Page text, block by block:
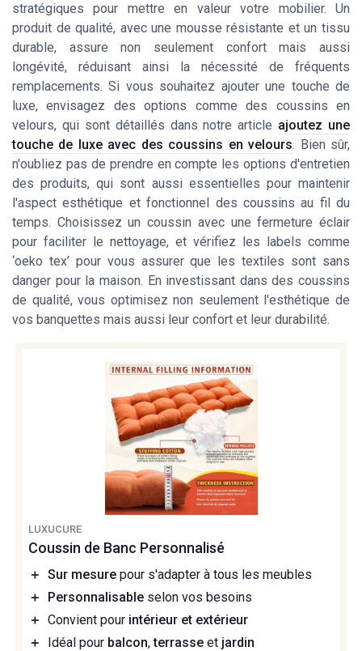
stratégiques pour mettre en valeur votre mobilier. Un
produit de qualité, avec une mousse résistante et un tissu
durable, assure non seulement confort mais aussi
longévité, réduisant ainsi la nécessité de fréquents
remplacements. Si vous souhaitez ajouter une touche de
luxe, envisagez des options comme des coussins en
velours, qui sont détaillés dans notre article ajoutez une
touche de luxe avec des coussins en velours. Bien sûr,
n'oubliez pas de prendre en compte les options d'entretien
des produits, qui sont aussi essentielles pour maintenir
l'aspect esthétique et fonctionnel des coussins au fil du
temps. Choisissez un coussin avec une fermeture éclair
pour faciliter le nettoyage, et vérifiez les labels comme
‘oeko tex’ pour vous assurer que les textiles sont sans
danger pour la maison. En investissant dans des coussins
de qualité, vous optimisez non seulement l'esthétique de
vos banquettes mais aussi leur confort et leur durabilité.
LUXUCURE
Coussin de Banc Personnalisé
＋ Sur mesure pour s'adapter à tous les meubles
＋
Personnalisable selon vos besoins
＋ Convient pour intérieur et extérieur
＋
Idéal pour balcon,terrasse et jardin